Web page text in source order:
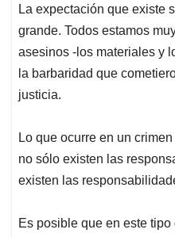
La expectación que existe
grande. Todos estamos
asesinos -los materiales y
la barbaridad que
justicia.
Lo que ocurre en un
no sólo existen las
existen las
Es posible que en este